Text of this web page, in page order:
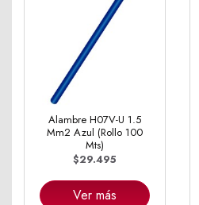
Alambre H07V-U 1.5
Mm2 Azul (Rollo 100
Mts)
$29.495
Ver más